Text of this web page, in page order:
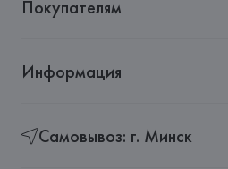
Покупателям
Информация
Самовывоз: г. Минск